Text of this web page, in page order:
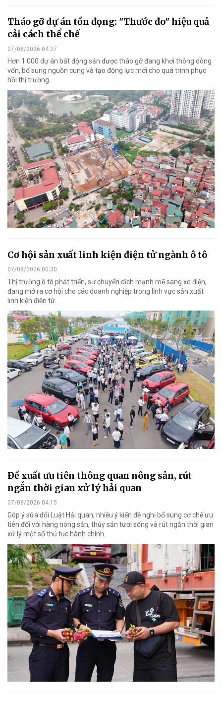
Tháo gỡ dự án tồn đọng: "Thước đo" hiệu quả
cải cách thể chế
07/08/2026 04:27
Hơn 1.000 dự án bất động sản được tháo gỡ đang khơi thông dòng
vốn, bổ sung nguồn cung và tạo động lực mới cho quá trình phục
hồi thị trường.
Cơ hội sản xuất linh kiện điện tử ngành ô tô
07/08/2026 00:30
Thị trường ô tô phát triển, sự chuyển dịch mạnh mẽ sang xe điện,
đang mở ra cơ hội cho các doanh nghiệp trong lĩnh vực sản xuất
linh kiện điện tử.
Đề xuất ưu tiên thông quan nông sản, rút
ngắn thời gian xử lý hải quan
07/08/2026 04:15
Góp ý sửa đổi Luật Hải quan, nhiều ý kiến đề nghị bổ sung cơ chế ưu
tiên đối với hàng nông sản, thủy sản tươi sống và rút ngắn thời gian
xử lý một số thủ tục hành chính.